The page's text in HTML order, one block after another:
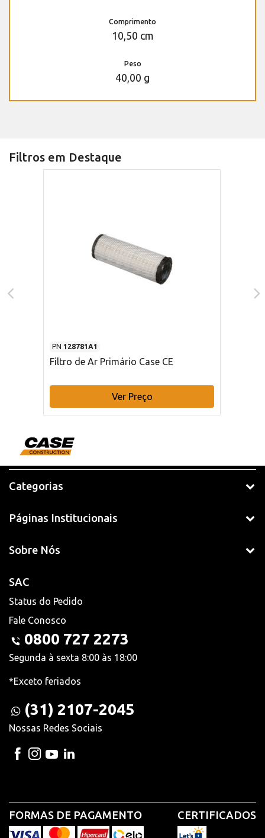
Comprimento
10,50 cm
Peso
40,00 g
Filtros em Destaque
PN 128781A1
Filtro de Ar Primário Case CE
Ver Preço
Categorias
Páginas Institucionais
Sobre Nós
SAC
Status do Pedido
Fale Conosco
0800 727 2273
Segunda à sexta 8:00 às 18:00
*Exceto feriados
(31) 2107-2045
Nossas Redes Sociais
FORMAS DE PAGAMENTO CERTIFICADOS